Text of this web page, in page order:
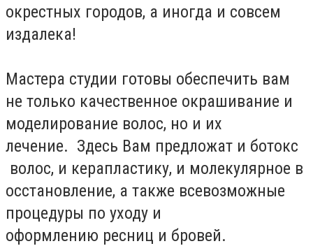
окрестных городов, а иногда и совсем
издалека!
Мастера студии готовы обеспечить вам
не только качественное окрашивание и
моделирование волос, но и их
лечение. Здесь Вам предложат и ботокс
волос, и керапластику, и молекулярное в
осстановление, а также всевозможные
процедуры по уходу и
оформлению ресниц и бровей.